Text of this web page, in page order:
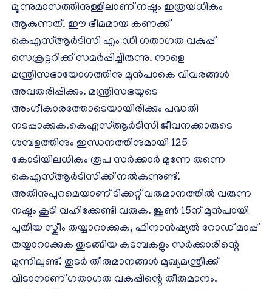
മൂന്നുമാസത്തിനുള്ളിലാണ് നഷ്ടം ഇത്രയധികം
ആകുന്നത്. ഈ ഭീമമായ കണക്ക്
കെഎസ്ആർടിസി എം ഡി ഗതാഗത വകുപ്പ്
സെക്രട്ടറിക്ക് സമർപ്പിച്ചിരുന്നു. നാളെ
മന്ത്രിസഭായോഗത്തിനു മുൻപാകെ വിവരങ്ങൾ
അവതരിപ്പിക്കും. മന്ത്രിസഭയുടെ
അംഗീകാരത്തോടെയായിരിക്കും പദ്ധതി
നടപ്പാക്കുക.കെഎസ്ആർടിസി ജീവനക്കാരുടെ
ശമ്പളത്തിനും ഇന്ധനത്തിനുമായി 125
കോടിയിലധികം രൂപ സർക്കാർ മുന്നേ തന്നെ
കെഎസ്ആർടിസിക്ക് നൽകുന്നുണ്ട്.
അതിനുപുറമെയാണ് ടിക്കറ്റ് വരുമാനത്തിൽ വരുന്ന
നഷ്ടം കൂടി വഹിക്കേണ്ടി വരുക. ജൂൺ 15ന് മുൻപായി
പുതിയ സ്കീം തയ്യാറാക്കുക, ഫിനാൻഷ്യൽ റോഡ് മാപ്പ്
തയ്യാറാക്കുക തുടങ്ങിയ കടമ്പകളും സർക്കാരിന്റെ
മുന്നിലുണ്ട്. തുടർ തീരുമാനങ്ങൾ മുഖ്യമന്ത്രിക്ക്
വിടാനാണ് ഗതാഗത വകുപ്പിന്റെ തീരുമാനം.